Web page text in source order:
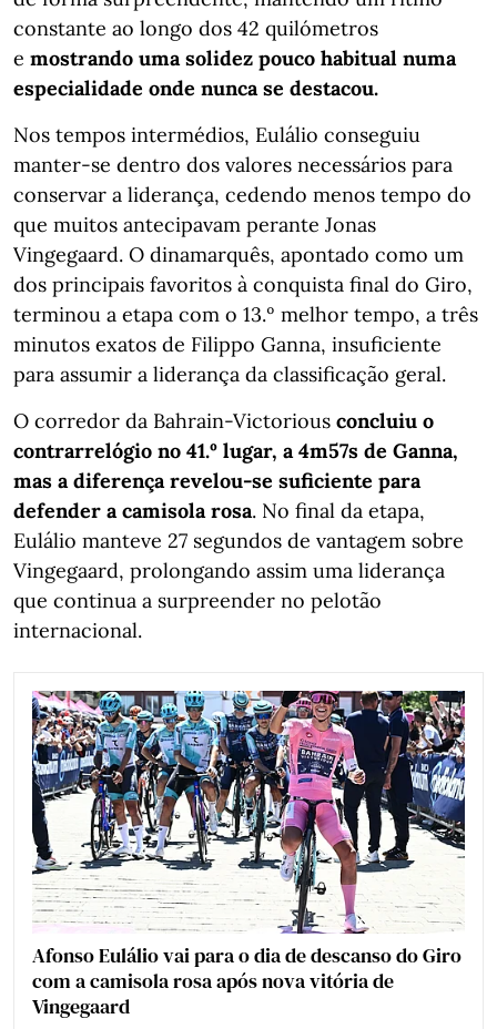
constante ao longo dos 42 quilómetros
e mostrando uma solidez pouco habitual numa
especialidade onde nunca se destacou.
Nos tempos intermédios, Eulálio conseguiu
manter-se dentro dos valores necessários para
conservar a liderança, cedendo menos tempo do
que muitos antecipavam perante Jonas
Vingegaard. O dinamarquês, apontado como um
dos principais favoritos à conquista final do Giro,
terminou a etapa com o 13.º melhor tempo, a três
minutos exatos de Filippo Ganna, insuficiente
para assumir a liderança da classificação geral.
O corredor da Bahrain-Victorious concluiu o
contrarrelógio no 41.º lugar, a 4m57s de Ganna,
mas a diferença revelou-se suficiente para
defender a camisola rosa. No final da etapa,
Eulálio manteve 27 segundos de vantagem sobre
Vingegaard, prolongando assim uma liderança
que continua a surpreender no pelotão
internacional.
Afonso Eulálio vai para o dia de descanso do Giro
com a camisola rosa após nova vitória de
Vingegaard